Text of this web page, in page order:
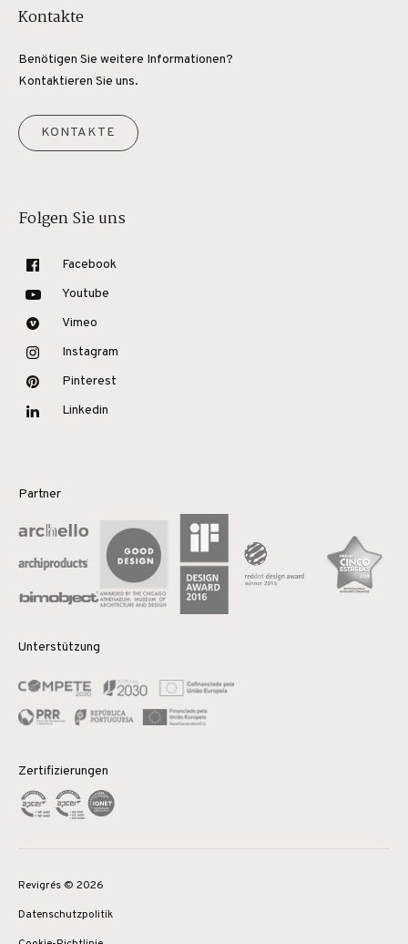
Kontakte
Benötigen Sie weitere Informationen?
Kontaktieren Sie uns.
KONTAKTE
Folgen Sie uns
Facebook
Youtube
Vimeo
Instagram
Pinterest
Linkedin
Partner
Unterstützung
Zertifizierungen
Revigrés © 2026
Datenschutzpolitik